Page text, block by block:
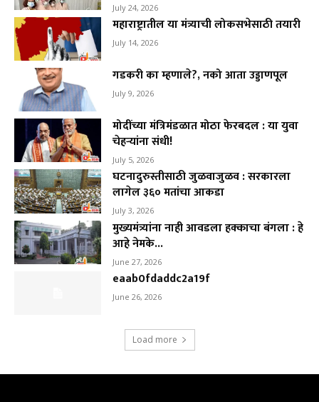
July 24, 2026
महाराष्ट्रातील या मंत्र्याची लोकसभेसाठी तयारी
July 14, 2026
गडकरी का म्हणाले?, नको आता उड्डाणपूल
July 9, 2026
मोदींच्या मंत्रिमंडळात मोठा फेरबदल : या युवा
चेहऱ्यांना संधी!
July 5, 2026
घटनादुरुस्तीसाठी जुळवाजुळव : सरकारला
लागेल ३६० मतांचा आकडा
July 3, 2026
मुख्यमंत्र्यांना नाही आवडला हक्काचा बंगला : हे
आहे नेमके...
June 27, 2026
eaab0fdaddc2a19f
June 26, 2026
Load more